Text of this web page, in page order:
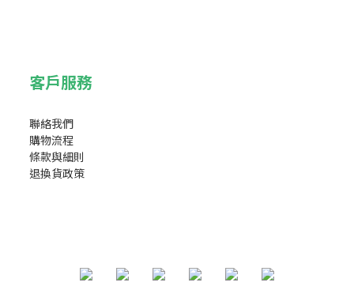
客戶服務
聯絡我們
購物流程
條款與細則
退換貨政策